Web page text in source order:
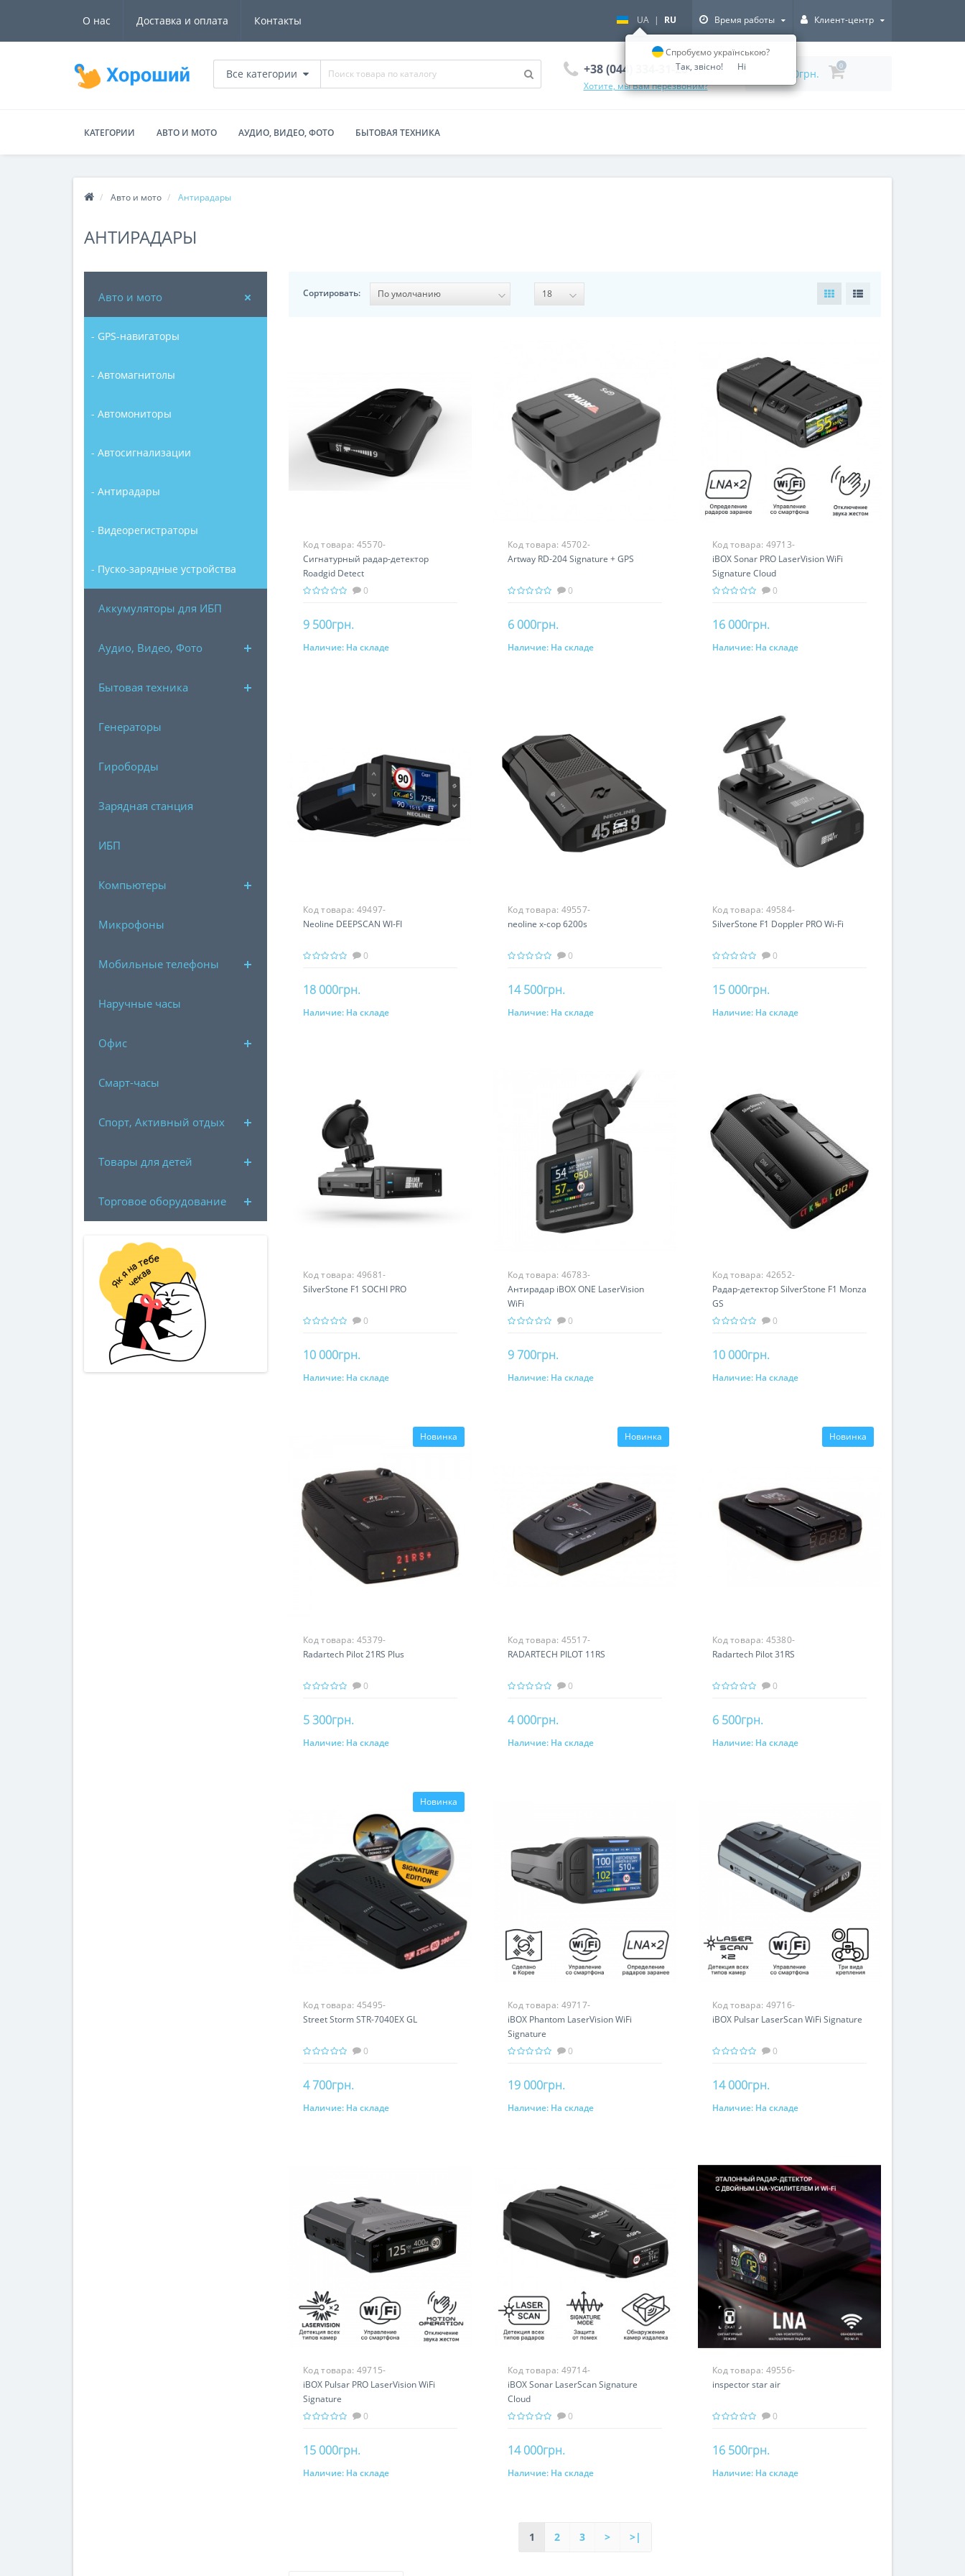
О нас Доставка и оплата Контакты UA | RU Время работы Клиент-центр
Все категории +38 (044) 334-31-20
Хотите, мы Вам перезвоним?
0грн.
0
КАТЕГОРИИ АВТО И МОТО АУДИО, ВИДЕО, ФОТО БЫТОВАЯ ТЕХНИКА
Авто и мото Антирадары
АНТИРАДАРЫ
Авто и мото
- GPS-навигаторы
- Автомагнитолы
- Автомониторы
- Автосигнализации
- Антирадары
- Видеорегистраторы
- Пуско-зарядные устройства
Аккумуляторы для ИБП
Аудио, Видео, Фото
Бытовая техника
Генераторы
Гироборды
Зарядная станция
ИБП
Компьютеры
Микрофоны
Мобильные телефоны
Наручные часы
Офис
Смарт-часы
Спорт, Активный отдых
Товары для детей
Торговое оборудование
Сортировать:
Код товара: 45570-
Сигнатурный радар-детектор
Roadgid Detect
0
9 500грн.
В корзину
Наличие: На складе
Код товара: 45702-
Artway RD-204 Signature + GPS
0
6 000грн.
В корзину
Наличие: На складе
Код товара: 49713-
iBOX Sonar PRO LaserVision WiFi
Signature Cloud
0
16 000грн.
В корзину
Наличие: На складе
Код товара: 49497-
Neoline DEEPSCAN WI-FI
0
18 000грн.
В корзину
Наличие: На складе
Код товара: 49557-
neoline x-cop 6200s
0
14 500грн.
В корзину
Наличие: На складе
Код товара: 49584-
SilverStone F1 Doppler PRO Wi-Fi
0
15 000грн.
В корзину
Наличие: На складе
Код товара: 49681-
SilverStone F1 SOCHI PRO
0
10 000грн.
В корзину
Наличие: На складе
Код товара: 46783-
Антирадар iBOX ONE LaserVision
WiFi
0
9 700грн.
В корзину
Наличие: На складе
Код товара: 42652-
Радар-детектор SilverStone F1 Monza
GS
0
10 000грн.
В корзину
Наличие: На складе
Новинка
Код товара: 45379-
Radartech Pilot 21RS Plus
0
5 300грн.
В корзину
Наличие: На складе
Новинка
Код товара: 45517-
RADARTECH PILOT 11RS
0
4 000грн.
В корзину
Наличие: На складе
Новинка
Код товара: 45380-
Radartech Pilot 31RS
0
6 500грн.
В корзину
Наличие: На складе
Новинка
Код товара: 45495-
Street Storm STR-7040EX GL
0
4 700грн.
В корзину
Наличие: На складе
Код товара: 49717-
iBOX Phantom LaserVision WiFi
Signature
0
19 000грн.
В корзину
Наличие: На складе
Код товара: 49716-
iBOX Pulsar LaserScan WiFi Signature
0
14 000грн.
В корзину
Наличие: На складе
Код товара: 49715-
iBOX Pulsar PRO LaserVision WiFi
Signature
0
15 000грн.
В корзину
Наличие: На складе
Код товара: 49714-
iBOX Sonar LaserScan Signature
Cloud
0
14 000грн.
В корзину
Наличие: На складе
Код товара: 49556-
inspector star air
0
16 500грн.
В корзину
Наличие: На складе
1 2 3 > >|
Спробуємо українською?
Так, звісно!
Ні